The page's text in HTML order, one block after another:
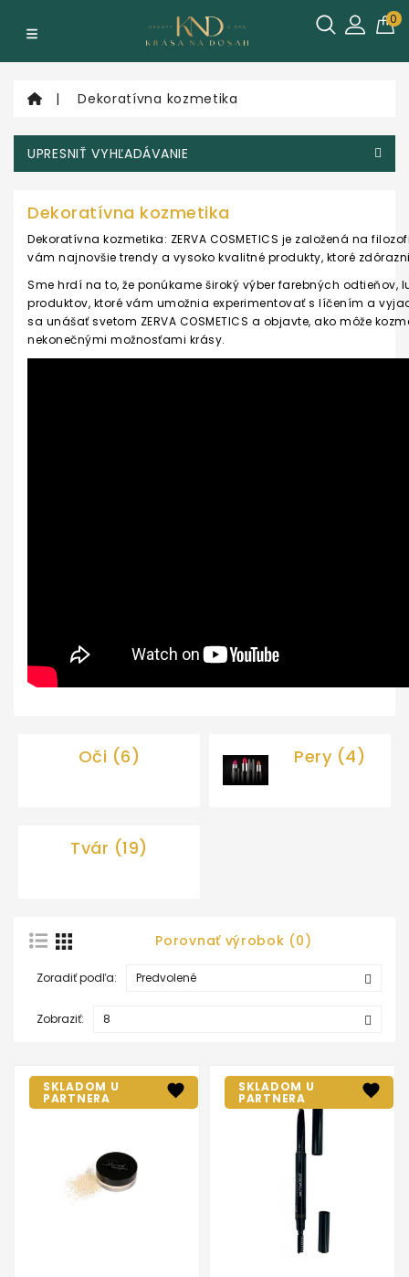
typu
stavu
pleti
Podľa
produktu
Podľa
značky
0
Dekoratívna kozmetika
UPRESNIŤ VYHĽADÁVANIE
Dekoratívna kozmetika
Dekoratívna kozmetika: ZERVA COSMETICS je založená na
vám najnovšie trendy a vysoko kvalitné produkty, ktoré
Sme hrdí na to, že ponúkame široký výber farebných
produktov, ktoré vám umožnia experimentovať s líčením a
sa unášať svetom ZERVA COSMETICS a objavte, ako môže
nekonečnými možnosťami krásy.
Oči (6) Pery (4)
Tvár (19)
Porovnať výrobok (0)
Zoradiť podľa:
Zobraziť:
SKLADOM U
PARTNERA
SKLADOM U
PARTNERA